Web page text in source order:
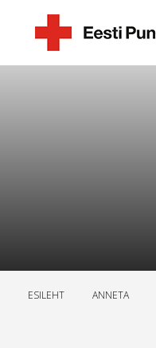
ESILEHT ANNETA